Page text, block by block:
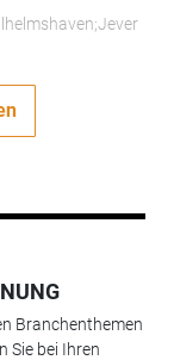
Branchenthemen
Sie bei Ihren